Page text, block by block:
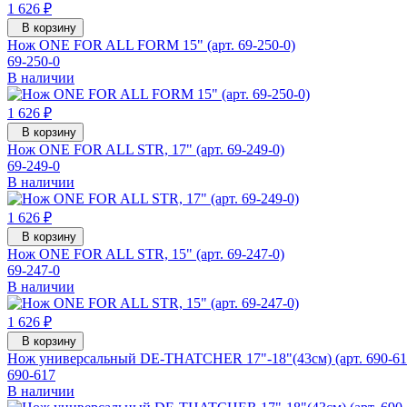
1 626 ₽
В корзину
Нож ONE FOR ALL FORM 15" (арт. 69-250-0)
69-250-0
В наличии
1 626 ₽
В корзину
Нож ONE FOR ALL STR, 17" (арт. 69-249-0)
69-249-0
В наличии
1 626 ₽
В корзину
Нож ONE FOR ALL STR, 15" (арт. 69-247-0)
69-247-0
В наличии
1 626 ₽
В корзину
Нож универсальный DE-THATCHER 17"-18"(43см) (арт. 690-
690-617
В наличии